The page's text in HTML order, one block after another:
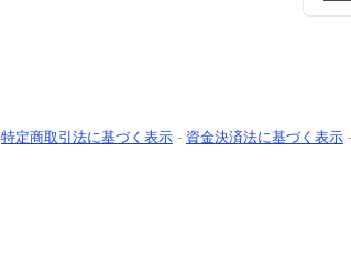
特定商取引法に基づく表示 - 資金決済法に基づく表示 -